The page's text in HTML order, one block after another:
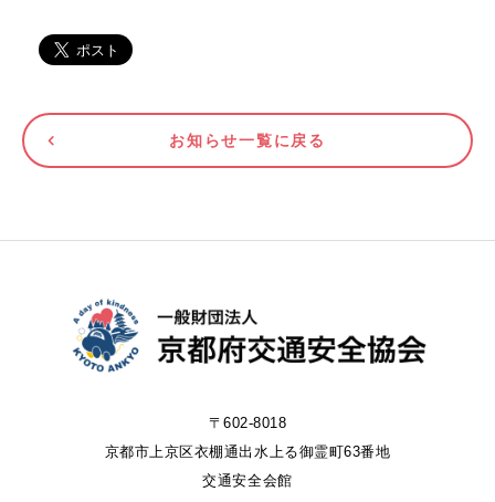
お知らせ一覧に戻る
〒602-8018
京都市上京区衣棚通出水上る御霊町63番地
交通安全会館